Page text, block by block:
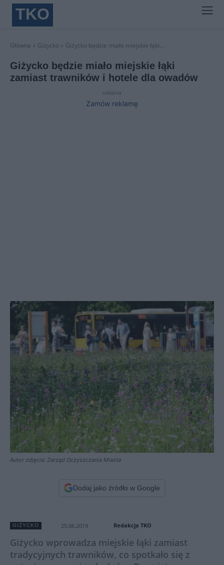
TKO
Główna Giżycko Giżycko będzie miało miejskie łąki...
Giżycko będzie miało miejskie łąki
zamiast trawników i hotele dla owadów
reklama
Zamów reklamę
Autor zdjęcia: Zarząd Oczyszczania Miasta
Dodaj jako źródło w Google
GIŻYCKO 25.06.2019 Redakcja TKO
Giżycko wprowadza miejskie łąki zamiast
tradycyjnych trawników, co spotkało się z